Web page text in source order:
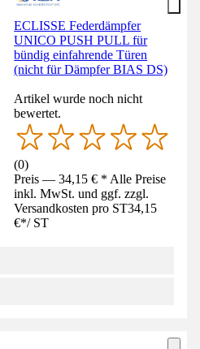
ECLISSE Federdämpfer
UNICO PUSH PULL für
bündig einfahrende Türen
(nicht für Dämpfer BIAS DS)
Artikel wurde noch nicht
bewertet.
(0)
Preis — 34,15 € * Alle Preise
inkl. MwSt. und ggf. zzgl.
Versandkosten pro ST34,15
€*/ ST